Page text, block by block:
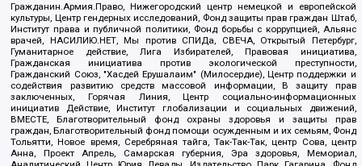
Гражданин.Армия.Право, Нижегородский центр немецкой и европейской
культуры, Центр гендерных исследований, Фонд защиты прав граждан Штаб,
Институт права и публичной политики, Фонд борьбы с коррупцией, Альянс
врачей, НАСИЛИЮ.НЕТ, Мы против СПИДа, СВЕЧА, Открытый Петербург,
Гуманитарное действие, Лига Избирателей, Правовая инициатива,
Гражданская инициатива против экологической преступности,
Гражданский Союз, "Хасдей Ерушалаим" (Милосердие), Центр поддержки и
содействия развитию средств массовой информации, В защиту прав
заключенных, Горячая Линия, Центр социально-информационных
инициатив Действие, Институт глобализации и социальных движений,
ВМЕСТЕ, Благотворительный фонд охраны здоровья и защиты прав
граждан, Благотворительный фонд помощи осужденным и их семьям, Фонд
Тольятти, Новое время, Серебряная тайга, Так-Так-Так, центр Сова, центр
Анна, Проект Апрель, Самарская губерния, Эра здоровья, Мемориал,